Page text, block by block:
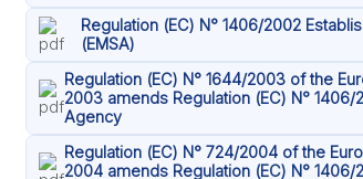
Regulation (EC) N° 1406/2002
(EMSA)
Regulation (EC) N° 1644/2003 of the
2003 amends Regulation (EC) N°
Agency
Regulation (EC) N° 724/2004 of the
2004 amends Regulation (EC) N°